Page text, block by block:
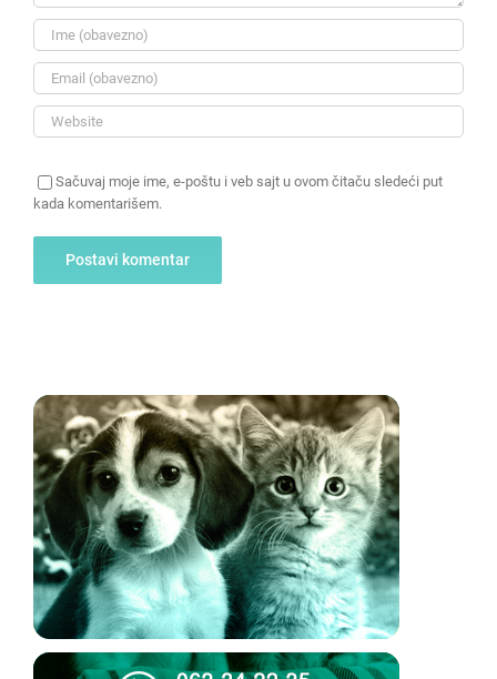
Sačuvaj moje ime, e-poštu i veb sajt u ovom čitaču sledeći put
kada komentarišem.